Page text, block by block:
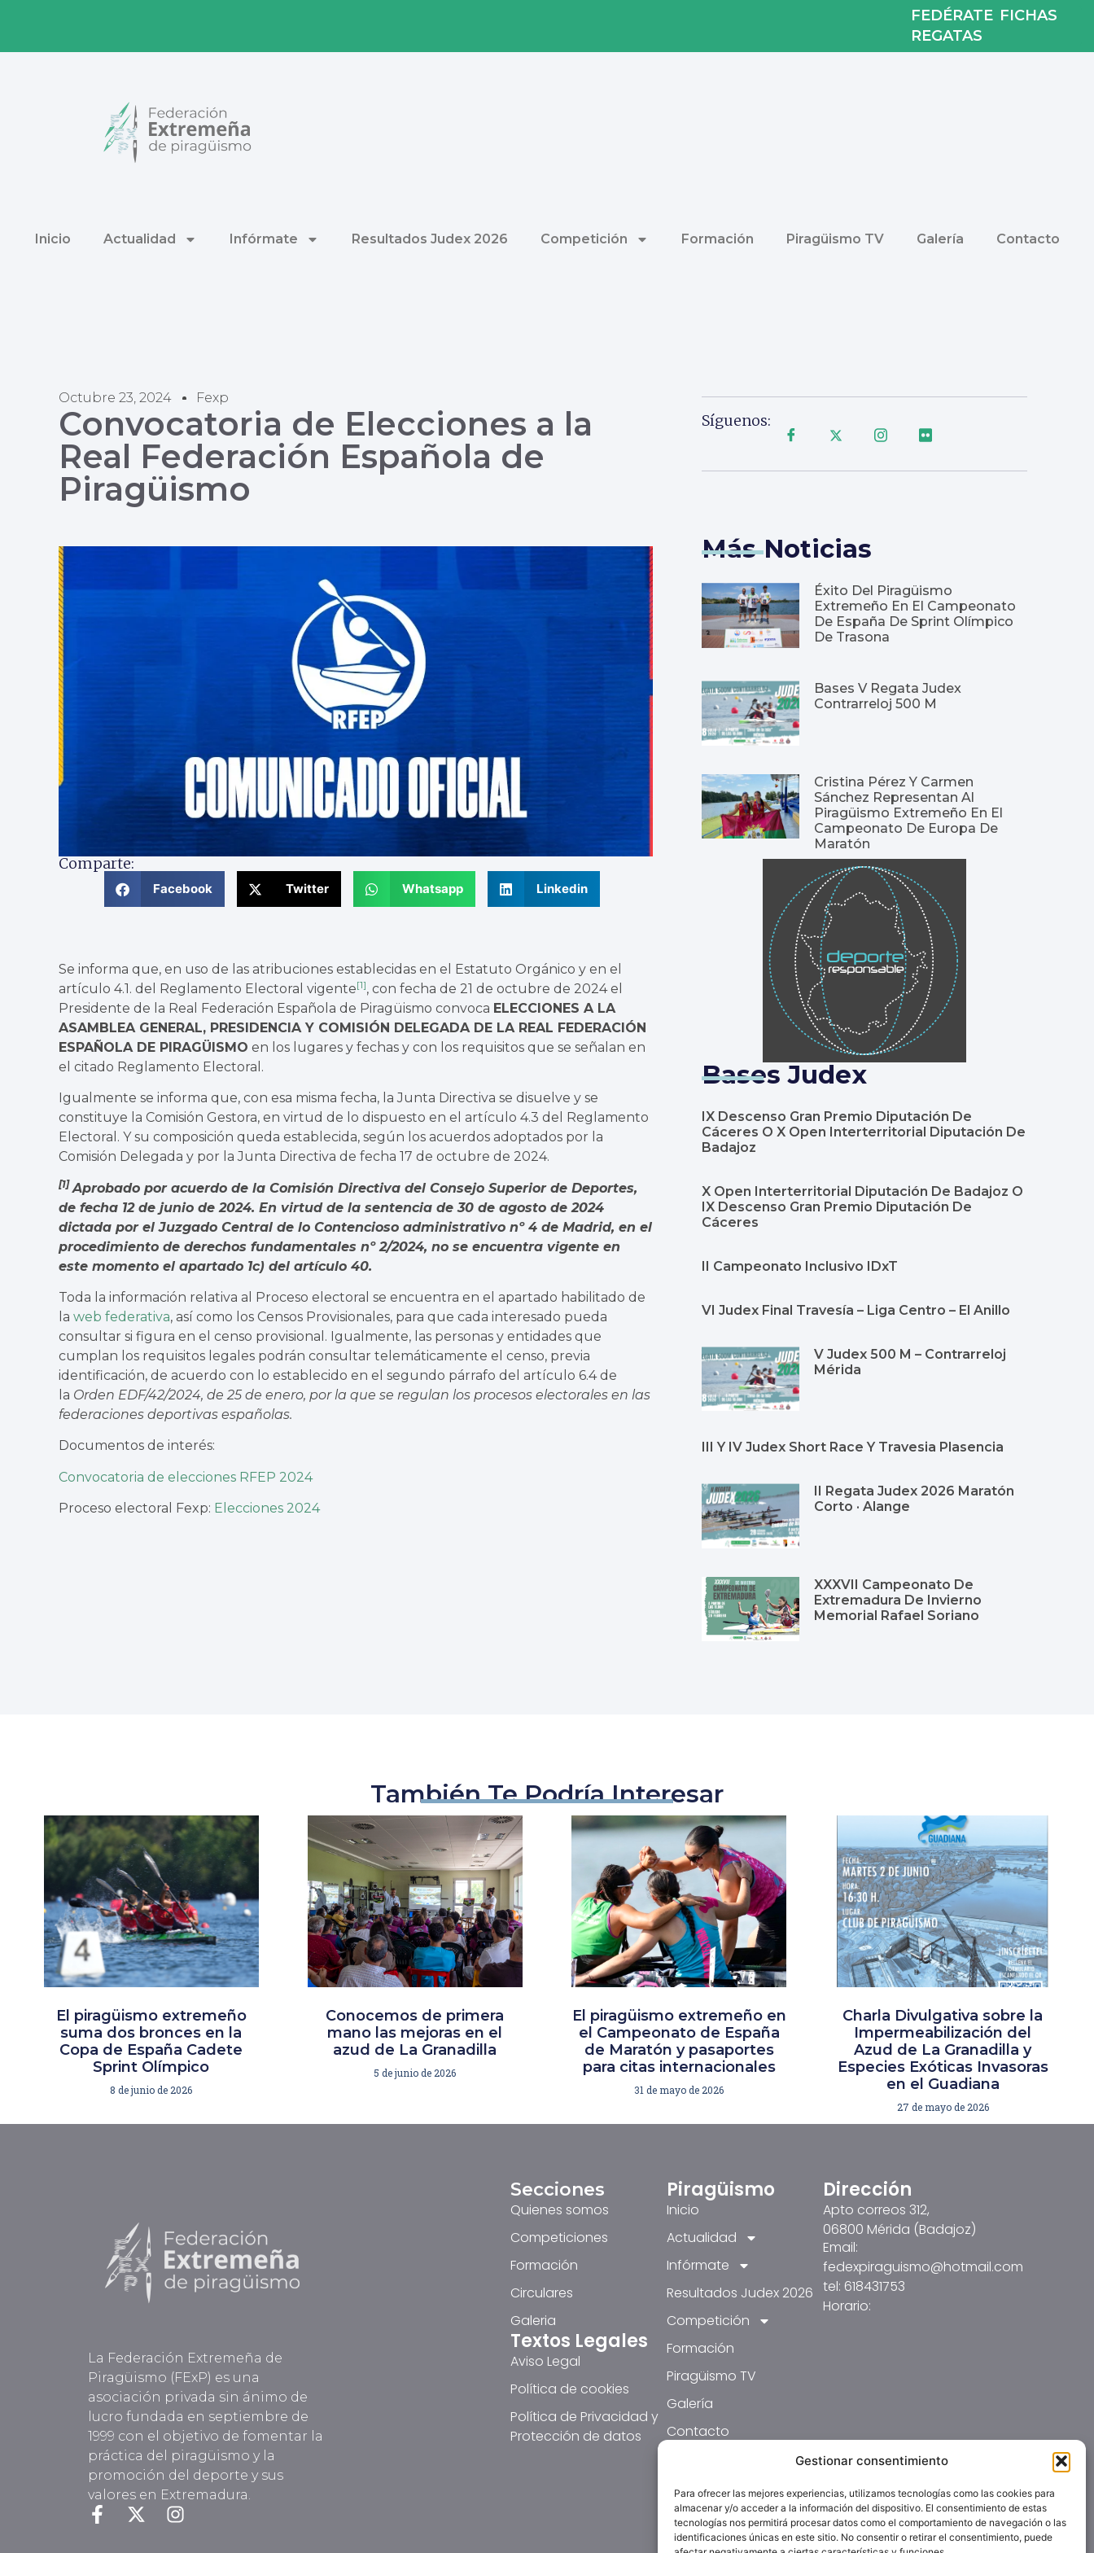
Gestionar consentimiento
Para ofrecer las mejores experiencias, utilizamos tecnologías como las cookies para
almacenar y/o acceder a la información del dispositivo. El consentimiento de estas
tecnologías nos permitirá procesar datos como el comportamiento de navegación o las
identificaciones únicas en este sitio. No consentir o retirar el consentimiento, puede
FEDÉRATE FICHAS
REGATAS
Inicio Actualidad Infórmate Resultados Judex 2026 Competición Formación Piragüismo TV Galería Contacto
Octubre 23, 2024 Fexp
Convocatoria de Elecciones a la
Real Federación Española de
Piragüismo
Comparte:
Facebook Twitter Whatsapp Linkedin
Se informa que, en uso de las atribuciones establecidas en el Estatuto Orgánico y en el
artículo 4.1. del Reglamento Electoral vigente[1], con fecha de 21 de octubre de 2024 el
Presidente de la Real Federación Española de Piragüismo convoca ELECCIONES A LA
ASAMBLEA GENERAL, PRESIDENCIA Y COMISIÓN DELEGADA DE LA REAL FEDERACIÓN
ESPAÑOLA DE PIRAGÜISMO en los lugares y fechas y con los requisitos que se señalan en
el citado Reglamento Electoral.
Igualmente se informa que, con esa misma fecha, la Junta Directiva se disuelve y se
constituye la Comisión Gestora, en virtud de lo dispuesto en el artículo 4.3 del Reglamento
Electoral. Y su composición queda establecida, según los acuerdos adoptados por la
Comisión Delegada y por la Junta Directiva de fecha 17 de octubre de 2024.
[1] Aprobado por acuerdo de la Comisión Directiva del Consejo Superior de Deportes,
de fecha 12 de junio de 2024. En virtud de la sentencia de 30 de agosto de 2024
dictada por el Juzgado Central de lo Contencioso administrativo nº 4 de Madrid, en el
procedimiento de derechos fundamentales nº 2/2024, no se encuentra vigente en
este momento el apartado 1c) del artículo 40.
Toda la información relativa al Proceso electoral se encuentra en el apartado habilitado de
la web federativa, así como los Censos Provisionales, para que cada interesado pueda
consultar si figura en el censo provisional. Igualmente, las personas y entidades que
cumplan los requisitos legales podrán consultar telemáticamente el censo, previa
identificación, de acuerdo con lo establecido en el segundo párrafo del artículo 6.4 de
la Orden EDF/42/2024, de 25 de enero, por la que se regulan los procesos electorales en las
federaciones deportivas españolas.
Documentos de interés:
Convocatoria de elecciones RFEP 2024
Proceso electoral Fexp: Elecciones 2024
Síguenos:
Más Noticias
Éxito Del Piragüismo
Extremeño En El Campeonato
De España De Sprint Olímpico
De Trasona
Bases V Regata Judex
Contrarreloj 500 M
Cristina Pérez Y Carmen
Sánchez Representan Al
Piragüismo Extremeño En El
Campeonato De Europa De
Maratón
Bases Judex
IX Descenso Gran Premio Diputación De
Cáceres O X Open Interterritorial Diputación De
Badajoz
X Open Interterritorial Diputación De Badajoz O
IX Descenso Gran Premio Diputación De
Cáceres
II Campeonato Inclusivo IDxT
VI Judex Final Travesía – Liga Centro – El Anillo
V Judex 500 M – Contrarreloj
Mérida
III Y IV Judex Short Race Y Travesia Plasencia
II Regata Judex 2026 Maratón
Corto · Alange
XXXVII Campeonato De
Extremadura De Invierno
Memorial Rafael Soriano
También Te Podría Interesar
El piragüismo extremeño
suma dos bronces en la
Copa de España Cadete
Sprint Olímpico
8 de junio de 2026
Conocemos de primera
mano las mejoras en el
azud de La Granadilla
5 de junio de 2026
El piragüismo extremeño en
el Campeonato de España
de Maratón y pasaportes
para citas internacionales
31 de mayo de 2026
Charla Divulgativa sobre la
Impermeabilización del
Azud de La Granadilla y
Especies Exóticas Invasoras
en el Guadiana
27 de mayo de 2026
La Federación Extremeña de
Piragüismo (FExP) es una
asociación privada sin ánimo de
lucro fundada en septiembre de
1999 con el objetivo de fomentar la
práctica del piragüismo y la
promoción del deporte y sus
valores en Extremadura.
Secciones
Quienes somos
Competiciones
Formación
Circulares
Galeria
Textos Legales
Aviso Legal
Política de cookies
Política de Privacidad y
Protección de datos
Piragüismo
Inicio
Actualidad
Infórmate
Resultados Judex 2026
Competición
Formación
Piragüismo TV
Galería
Contacto
Dirección
Apto correos 312,
06800 Mérida (Badajoz)
Email:
fedexpiraguismo@hotmail.com
tel: 618431753
Horario: